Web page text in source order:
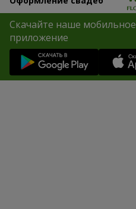
Скачайте наше мобильное
приложение